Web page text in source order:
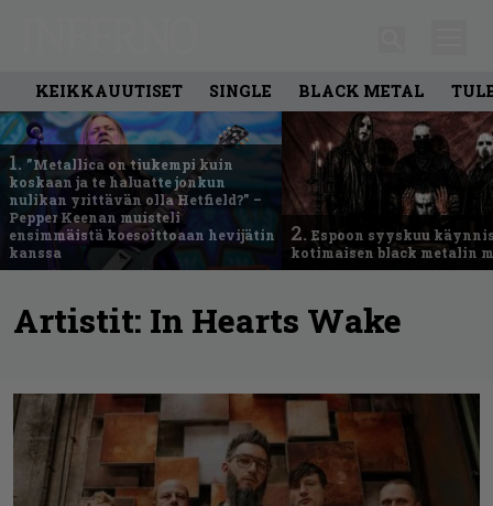
KEIKKAUUTISET SINGLE BLACK METAL
1. ”Metallica on tiukempi kuin
koskaan ja te haluatte jonkun
nulikan yrittävän olla Hetfield?” –
Pepper Keenan muisteli
ensimmäistä koesoittoaan hevijätin
kanssa
2. Espoon syyskuu
kotimaisen black metalin
Artistit: In Hearts Wake